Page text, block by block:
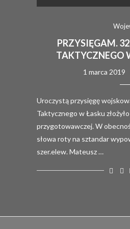
PRZYSIĘGAM.
TAKTYCZNEGO
1 marca 2019
Uroczystą przysięgę
Taktycznego w Łasku
przygotowawczej. W
słowa roty na sztandar
szer.elew. Mateusz …